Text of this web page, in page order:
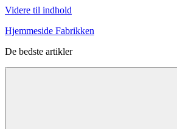
Videre til indhold
Hjemmeside Fabrikken
De bedste artikler